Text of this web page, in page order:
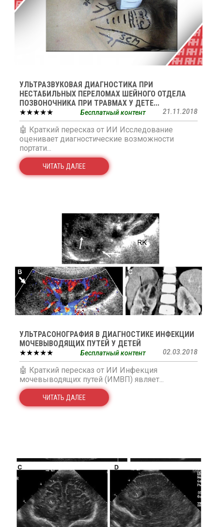
УЛЬТРАЗВУКОВАЯ ДИАГНОСТИКА ПРИ
НЕСТАБИЛЬНЫХ ПЕРЕЛОМАХ ШЕЙНОГО ОТДЕЛА
ПОЗВОНОЧНИКА ПРИ ТРАВМАХ У ДЕТЕ...
★★★★★
21.11.2018
Бесплатный контент
🤖 Краткий пересказ от ИИ Исследование
оценивает диагностические возможности
портати...
ЧИТАТЬ ДАЛЕЕ
УЛЬТРАСОНОГРАФИЯ В ДИАГНОСТИКЕ ИНФЕКЦИИ
МОЧЕВЫВОДЯЩИХ ПУТЕЙ У ДЕТЕЙ
★★★★★
02.03.2018
Бесплатный контент
🤖 Краткий пересказ от ИИ Инфекция
мочевыводящих путей (ИМВП) являет...
ЧИТАТЬ ДАЛЕЕ